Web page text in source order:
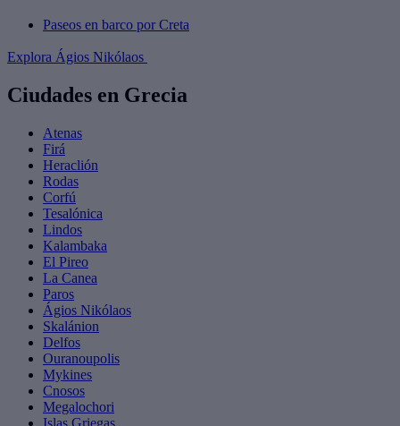
Paseos en barco por Creta
Explora Ágios Nikólaos
Ciudades en Grecia
Atenas
Firá
Heraclión
Rodas
Corfú
Tesalónica
Lindos
Kalambaka
El Pireo
La Canea
Paros
Ágios Nikólaos
Skalánion
Delfos
Ouranoupolis
Mykines
Cnosos
Megalochori
Islas Griegas